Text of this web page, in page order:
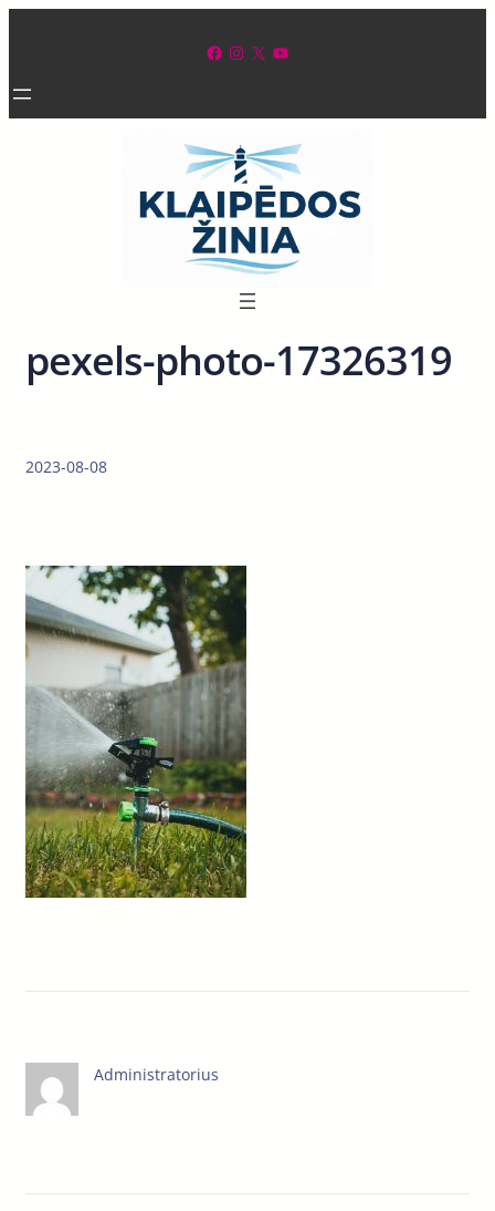
Facebook Instagram X YouTube
pexels-photo-17326319
2023-08-08
Administratorius